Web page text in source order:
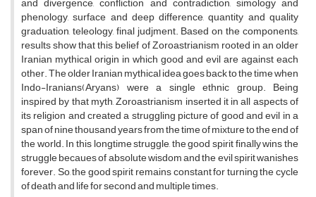
phenology, surface and deep difference, quantity and quality
graduation, teleology, final judjment. Based on the components,
results show that this belief of Zoroastrianism rooted in an older
Iranian mythical origin in which good and evil are against each
other. The older Iranian mythical idea goes back to the time when
Indo-Iranians(Aryans) were a single ethnic group. Being
inspired by that myth, Zoroastrianism inserted it in all aspects of
its religion and created a struggling picture of good and evil in a
span of nine thousand years from the time of mixture to the end of
the world. In this longtime struggle, the good spirit finally wins the
struggle becaues of absolute wisdom and the evil spirit wanishes
forever. So, the good spirit remains constant for turning the cycle
of death and life for second and multiple times.